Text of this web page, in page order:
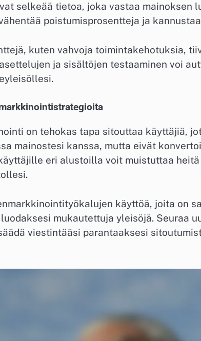
selkeää tietoa, joka vastaa mainoksen
poistumisprosentteja ja
kuten vahvoja toimintakehotuksia,
ja sisältöjen testaaminen voi
on tehokas tapa sitouttaa käyttäjiä,
mainostesi kanssa, mutta eivät
eri alustoilla voit muistuttaa
käyttöä, joita on
mukautettuja yleisöjä. Seuraa
viestintääsi parantaaksesi